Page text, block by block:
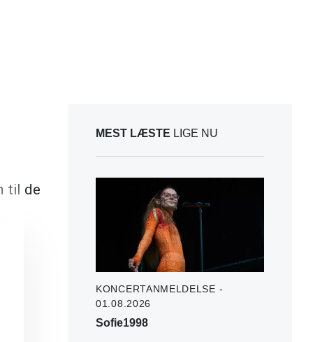
til de
MEST LÆSTE LIGE NU
KONCERTANMELDELSE -
01.08.2026
Sofie1998